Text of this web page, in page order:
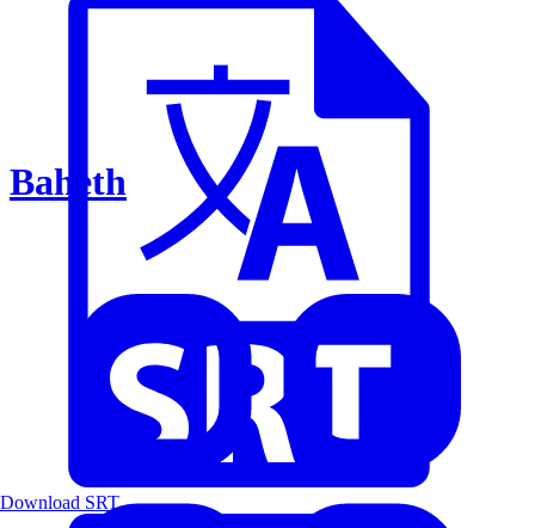
Baheth
Download SRT